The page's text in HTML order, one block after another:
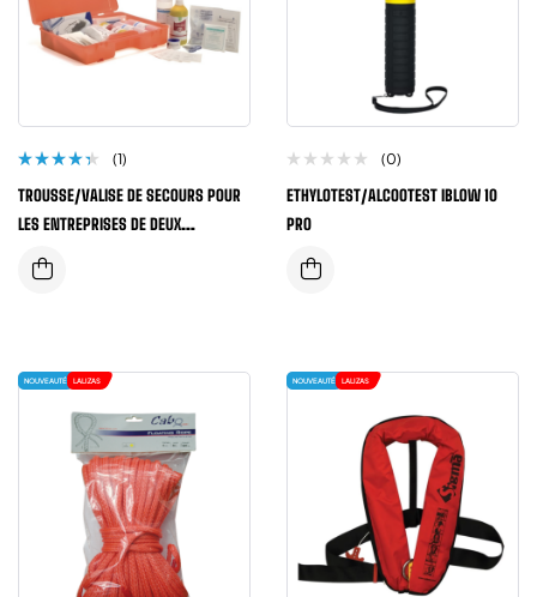
4.00
(1)
TROUSSE/VALISE DE SECOURS POUR
LES ENTREPRISES DE DEUX
TRAVAILLEURS ET PLUS
(0)
ETHYLOTEST/ALCOOTEST IBLOW 10
PRO
NOUVEAUTÉ LALIZAS NOUVEAUTÉ LALIZAS